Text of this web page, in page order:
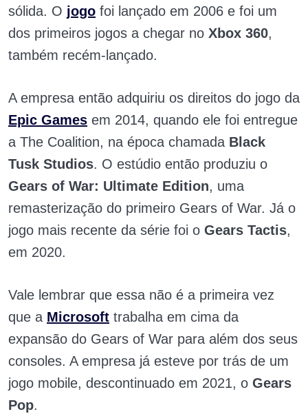
sólida. O jogo foi lançado em 2006 e foi um
dos primeiros jogos a chegar no Xbox 360,
também recém-lançado.
A empresa então adquiriu os direitos do jogo da
Epic Games em 2014, quando ele foi entregue
a The Coalition, na época chamada Black
Tusk Studios. O estúdio então produziu o
Gears of War: Ultimate Edition, uma
remasterização do primeiro Gears of War. Já o
jogo mais recente da série foi o Gears Tactis,
em 2020.
Vale lembrar que essa não é a primeira vez
que a Microsoft trabalha em cima da
expansão do Gears of War para além dos seus
consoles. A empresa já esteve por trás de um
jogo mobile, descontinuado em 2021, o Gears
Pop.